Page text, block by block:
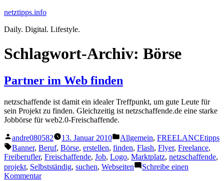
Zum
springen
netztipps.info
Daily. Digital. Lifestyle.
Schlagwort-Archiv: Börse
Partner im Web finden
netzschaffende ist damit ein idealer Treffpunkt, um gute Leute für
sein Projekt zu finden. Gleichzeitig ist netzschaffende.de eine starke
Jobbörse für web2.0-Freischaffende.
Veröffentlicht
von
andre080582 13. Januar 2010
Veröffentlicht
unter
Allgemein, FREELANCEtipps
Schlagwörter:
Banner, Beruf, Börse, erstellen, finden, Flash, Flyer, Freelance,
Freiberufler, Freischaffende, Job, Logo, Marktplatz, netzschaffende,
projekt, Selbstständig, suchen, Webseiten
Schreibe einen
Kommentarzu